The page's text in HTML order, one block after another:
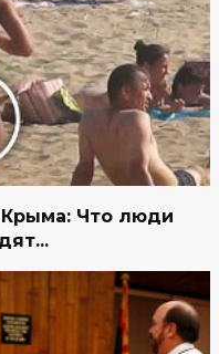
Что люди